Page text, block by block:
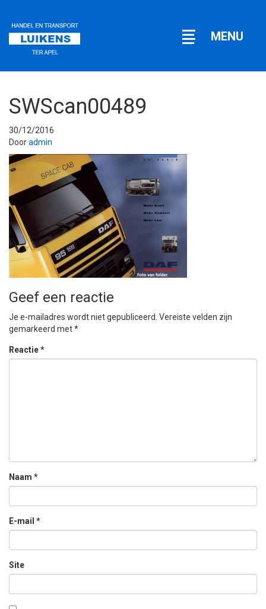
Open
MENU
SWScan00489
30/12/2016
Dooradmin
Geef een reactie
Je e-mailadres wordt niet gepubliceerd. Vereiste velden zijn
gemarkeerd met*
Reactie*
Naam *
E-mail *
Site